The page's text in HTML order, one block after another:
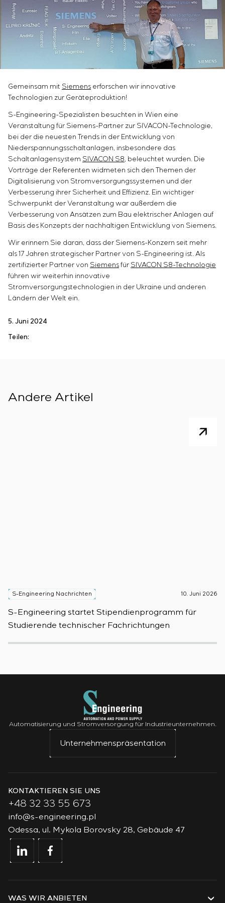
Kundenpersonals
Projektmanagement
Outsourcing
Beratungsdienstleistungen
Individuelle Entwicklung und Prüfung mit
anschließender Zertifizierung von
Schaltschrankanlagen mit besonderen
Anforderungen an Zuverlässigkeit, Qualität und
Entwicklung mathematischer Modelle von
Steuerungsobjekten
Entwicklung spezieller Algorithmen für optimale
und garantierte Steuerung mit anschließender
Inbetriebnahme vor Ort
Entwicklung von Steuerungssystemen mit nicht
standardmäßiger Kaskaden- und mehrstufiger
Struktur mit statischen und adaptiven
Einstellparametern
Energieaudit
Chemische Industrie
Zementindustrie
Simoprime
Stellenangebote
Praktikum
Veteranen
KONTAKTE
Gemeinsam mit Siemens erforschen wir innovative
Technologien zur Geräteproduktion!
S-Engineering-Spezialisten besuchten in Wien eine
Veranstaltung für Siemens-Partner zur SIVACON-Technologie,
bei der die neuesten Trends in der Entwicklung von
Niederspannungsschaltanlagen, insbesondere das
Schaltanlagensystem SIVACON S8, beleuchtet wurden. Die
Vorträge der Referenten widmeten sich den Themen der
Digitalisierung von Stromversorgungssystemen und der
Verbesserung ihrer Sicherheit und Effizienz. Ein wichtiger
Schwerpunkt der Veranstaltung war außerdem die
Verbesserung von Ansätzen zum Bau elektrischer Anlagen auf
Basis des Konzepts der nachhaltigen Entwicklung von Siemens.
Wir erinnern Sie daran, dass der Siemens-Konzern seit mehr
als 17 Jahren strategischer Partner von S-Engineering ist. Als
zertifizierter Partner von Siemensfür SIVACON S8-Technologie
führen wir weiterhin innovative
Stromversorgungstechnologien in der Ukraine und anderen
Ländern der Welt ein.
5. Juni 2024
Teilen:
Andere Artikel
S-Engineering Nachrichten 10. Juni 2026
S-Engineering startet Stipendienprogramm für
Studierende technischer Fachrichtungen
Automatisierung und Stromversorgung für Industrieunternehmen.
Unternehmenspräsentation
KONTAKTIEREN SIE UNS
+48 32 33 55 673
info@s-engineering.pl
Odessa, ul. Mykola Borovsky 28, Gebäude 47
WAS WIR ANBIETEN